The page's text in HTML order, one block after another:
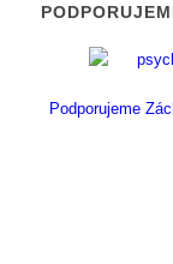
Podporujeme